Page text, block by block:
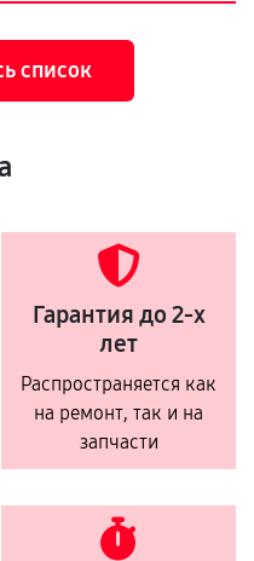
список
Гарантия до 2-х
лет
Распространяется как
на ремонт, так и на
запчасти